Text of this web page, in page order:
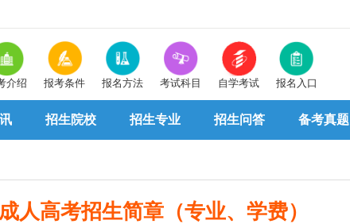
介绍 报考条件 报名方法 考试科目 自学考试 报名入口
招生院校 招生专业 招生问答 备考真题
人高考招生简章（专业、学费）